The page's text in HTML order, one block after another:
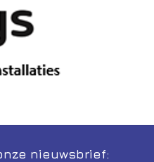
nieuwsbrief: